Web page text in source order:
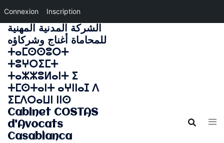
Connexion Inscription
Aller
au
contenu
الشركة المدنية المهنية
للمحاماة أغناج وشركاؤه
ⵜⴰⵎⵙⵙⵓⵔⵜ
ⵜⵓⵖⵔⵉⵎⵜ
ⵜⴰⵣⵣⵓⵍⴰⵏⵜ ⵉ
ⵜⵎⵙⵜⴰⵏⵜ ⴰⵖⵏⵏⴰⵊ ⴷ
ⵉⵎⴷⵔⴰⵡⵏ ⵏⵏⵙ
Cabinet COSTAS
d'Avocats
Casablanca